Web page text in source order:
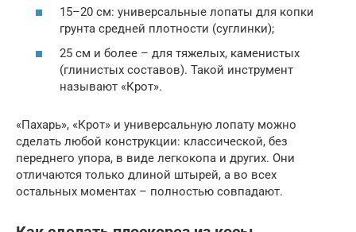
15–20 см: универсальные лопаты для копки
грунта средней плотности (суглинки);
25 см и более – для тяжелых, каменистых
(глинистых составов). Такой инструмент
называют «Крот».
«Пахарь», «Крот» и универсальную лопату можно
сделать любой конструкции: классической, без
переднего упора, в виде легкокопа и других. Они
отличаются только длиной штырей, а во всех
остальных моментах – полностью совпадают.